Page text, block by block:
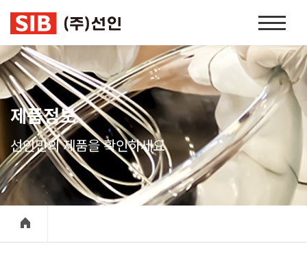
홈
이
지
네
비
게
이
제품정보
선인만의 제품을 확인하세요